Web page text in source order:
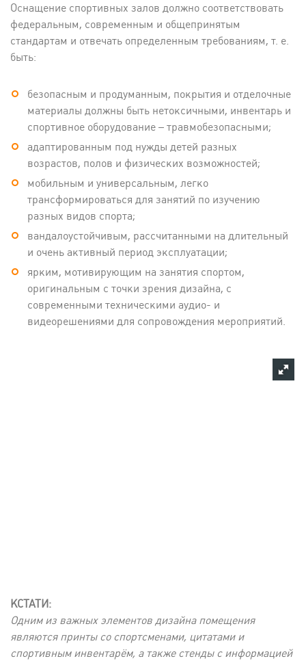
Оснащение спортивных залов должно соответствовать
федеральным, современным и общепринятым
стандартам и отвечать определенным требованиям, т. е.
быть:
безопасным и продуманным, покрытия и отделочные
материалы должны быть нетоксичными, инвентарь и
спортивное оборудование – травмобезопасными;
адаптированным под нужды детей разных
возрастов, полов и физических возможностей;
мобильным и универсальным, легко
трансформироваться для занятий по изучению
разных видов спорта;
вандалоустойчивым, рассчитанными на длительный
и очень активный период эксплуатации;
ярким, мотивирующим на занятия спортом,
оригинальным с точки зрения дизайна, с
современными техническими аудио- и
видеорешениями для сопровождения мероприятий.
КСТАТИ:
Одним из важных элементов дизайна помещения
являются принты со спортсменами, цитатами и
спортивным инвентарём, а также стенды с информацией